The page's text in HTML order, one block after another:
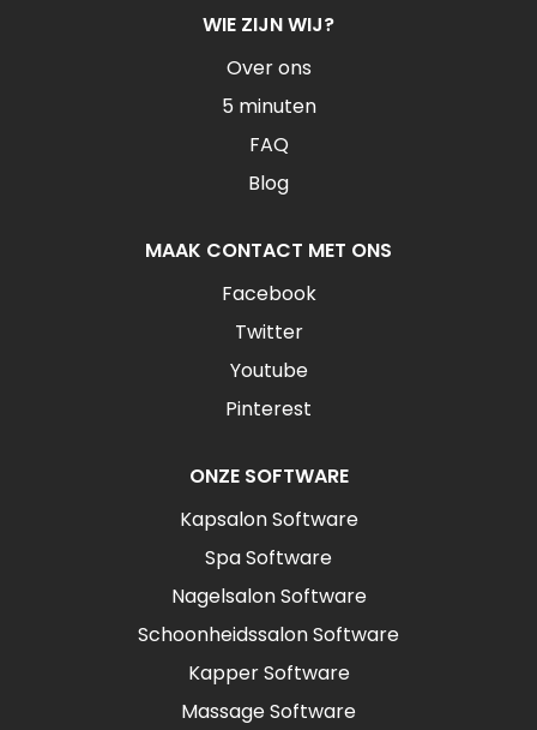
WIE ZIJN WIJ?
Over ons
5 minuten
FAQ
Blog
MAAK CONTACT MET ONS
Facebook
Twitter
Youtube
Pinterest
ONZE SOFTWARE
Kapsalon Software
Spa Software
Nagelsalon Software
Schoonheidssalon Software
Kapper Software
Massage Software